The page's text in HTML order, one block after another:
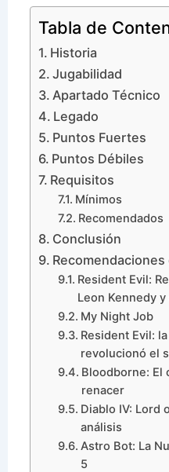
Tabla de
Historia
Jugabilidad
Apartado Técnico
Legado
Puntos Fuertes
Puntos Débiles
Requisitos
Mínimos
Recomendados
Conclusión
Resident Evil:
Leon Kennedy
My Night Job
Resident Evil:
revolucionó el
Bloodborne: El
renacer
Diablo IV: Lord
análisis
Astro Bot: La
5